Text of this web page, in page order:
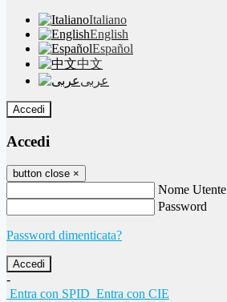
Italiano
English
Español
中文
عربى
Accedi
Accedi
button close ×
Nome Utente
Password
Password dimenticata?
-
Entra con SPID Entra con CIE